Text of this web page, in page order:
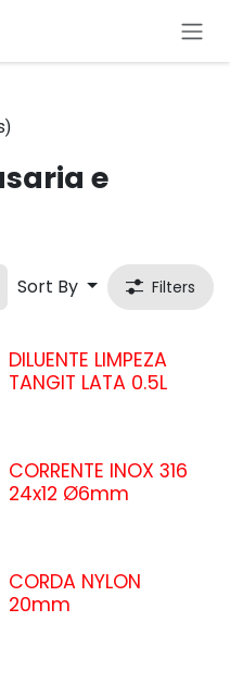
e
Sort By Filters
DILUENTE LIMPEZA
TANGIT LATA 0.5L
CORRENTE INOX 316
24x12 Ø6mm
CORDA NYLON
20mm